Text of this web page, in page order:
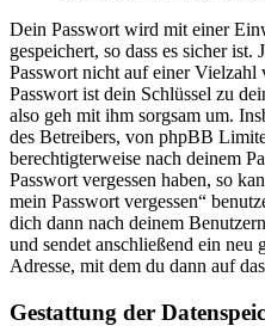
Dein Passwort wird mit einer
gespeichert, so dass es sicher
Passwort nicht auf einer Vielzahl
Passwort ist dein Schlüssel zu
also geh mit ihm sorgsam um.
des Betreibers, von phpBB
berechtigterweise nach deinem
Passwort vergessen haben, so
mein Passwort vergessen“
dich dann nach deinem
und sendet anschließend ein neu
Adresse, mit dem du dann auf
Gestattung der